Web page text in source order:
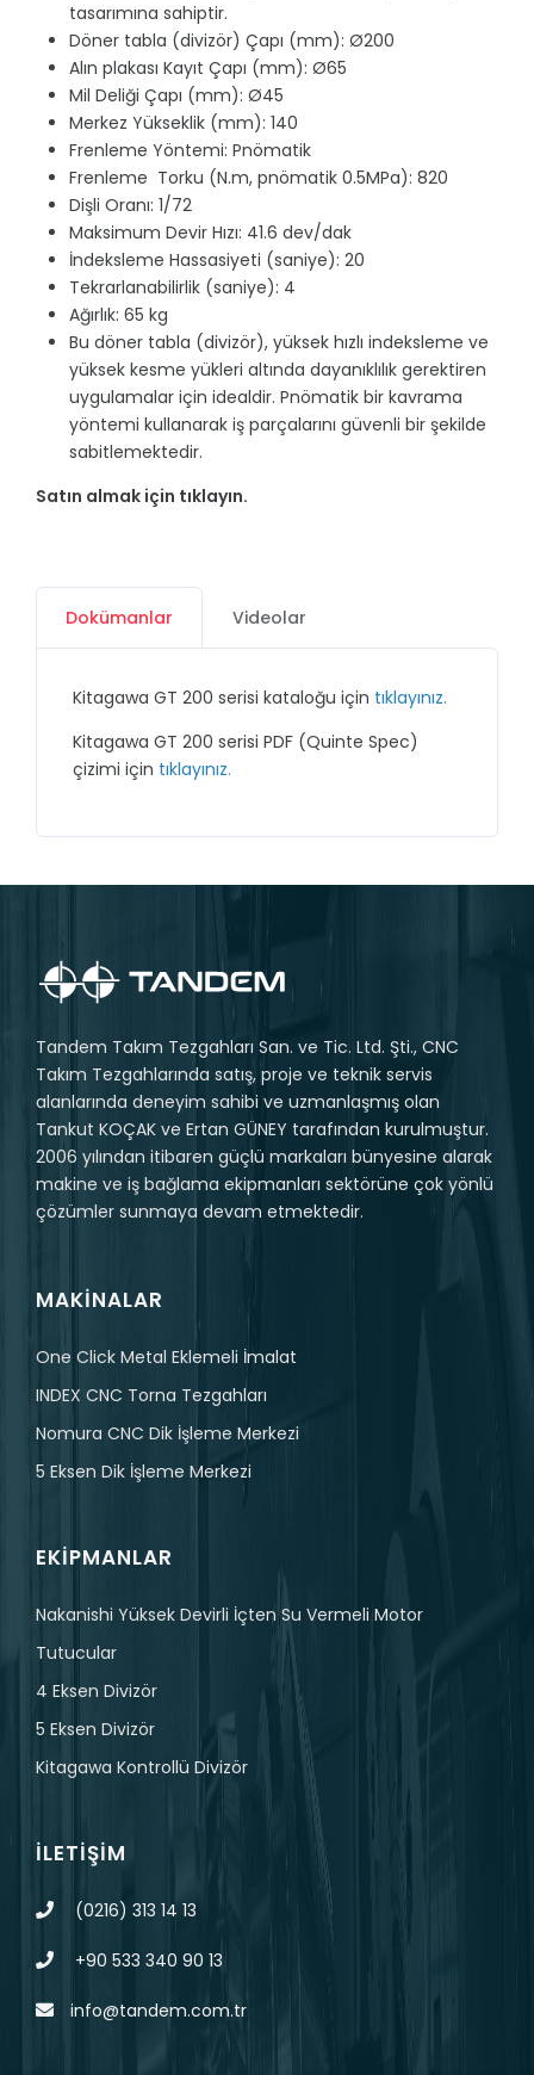
tasarımına sahiptir.
Döner tabla (divizör) Çapı (mm): Ø200
Alın plakası Kayıt Çapı (mm): Ø65
Mil Deliği Çapı (mm): Ø45
Merkez Yükseklik (mm): 140
Frenleme Yöntemi: Pnömatik
Frenleme Torku (N.m, pnömatik 0.5MPa): 820
Dişli Oranı: 1/72
Maksimum Devir Hızı: 41.6 dev/dak
İndeksleme Hassasiyeti (saniye): 20
Tekrarlanabilirlik (saniye): 4
Ağırlık: 65 kg
Bu döner tabla (divizör), yüksek hızlı indeksleme ve
yüksek kesme yükleri altında dayanıklılık gerektiren
uygulamalar için idealdir. Pnömatik bir kavrama
yöntemi kullanarak iş parçalarını güvenli bir şekilde
sabitlemektedir.
Satın almak için tıklayın.
Dokümanlar Videolar
Kitagawa GT 200 serisi kataloğu için tıklayınız.
Kitagawa GT 200 serisi PDF (Quinte Spec)
çizimi için tıklayınız.
Tandem Takım Tezgahları San. ve Tic. Ltd. Şti., CNC
Takım Tezgahlarında satış, proje ve teknik servis
alanlarında deneyim sahibi ve uzmanlaşmış olan
Tankut KOÇAK ve Ertan GÜNEY tarafından kurulmuştur.
2006 yılından itibaren güçlü markaları bünyesine alarak
makine ve iş bağlama ekipmanları sektörüne çok yönlü
çözümler sunmaya devam etmektedir.
MAKINALAR
One Click Metal Eklemeli İmalat
INDEX CNC Torna Tezgahları
Nomura CNC Dik İşleme Merkezi
5 Eksen Dik İşleme Merkezi
EKIPMANLAR
Nakanishi Yüksek Devirli İçten Su Vermeli Motor
Tutucular
4 Eksen Divizör
5 Eksen Divizör
Kitagawa Kontrollü Divizör
İLETIŞIM
(0216) 313 14 13
+90 533 340 90 13
info@tandem.com.tr